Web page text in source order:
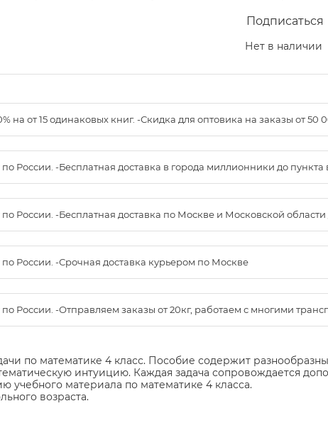
Подписаться
Нет в наличии
на от 15 одинаковых книг. -Скидка для оптовика на заказы от
России. -Бесплатная доставка в города миллионники до пункта
России. -Бесплатная доставка по Москве и Московской
по России. -Срочная доставка курьером по Москве
по России. -Отправляем заказы от 20кг, работаем с многими
по математике 4 класс. Пособие содержит
интуицию. Каждая задача сопровождается
учебного материала по математике 4 класса.
возраста.